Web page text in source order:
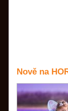
Nově na